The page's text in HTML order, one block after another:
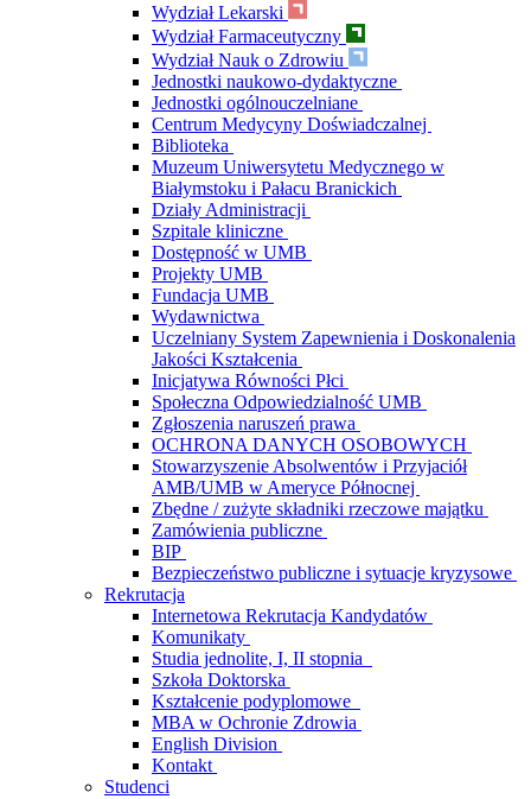
Wydział Lekarski
Wydział Farmaceutyczny
Wydział Nauk o Zdrowiu
Jednostki naukowo-dydaktyczne
Jednostki ogólnouczelniane
Centrum Medycyny Doświadczalnej
Biblioteka
Muzeum Uniwersytetu Medycznego w
Białymstoku i Pałacu Branickich
Działy Administracji
Szpitale kliniczne
Dostępność w UMB
Projekty UMB
Fundacja UMB
Wydawnictwa
Uczelniany System Zapewnienia i Doskonalenia
Jakości Kształcenia
Inicjatywa Równości Płci
Społeczna Odpowiedzialność UMB
Zgłoszenia naruszeń prawa
OCHRONA DANYCH OSOBOWYCH
Stowarzyszenie Absolwentów i Przyjaciół
AMB/UMB w Ameryce Północnej
Zbędne / zużyte składniki rzeczowe majątku
Zamówienia publiczne
BIP
Bezpieczeństwo publiczne i sytuacje kryzysowe
Rekrutacja
Internetowa Rekrutacja Kandydatów
Komunikaty
Studia jednolite, I, II stopnia
Szkoła Doktorska
Kształcenie podyplomowe
MBA w Ochronie Zdrowia
English Division
Kontakt
Studenci